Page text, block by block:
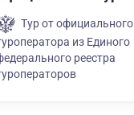
Тур от официального
из Единого
реестра